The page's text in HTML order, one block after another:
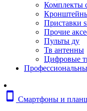
Комплекты
Приставки
Прочие
Пульты ду
Тв антенны
Цифровые
smartphone
Смартфоны и